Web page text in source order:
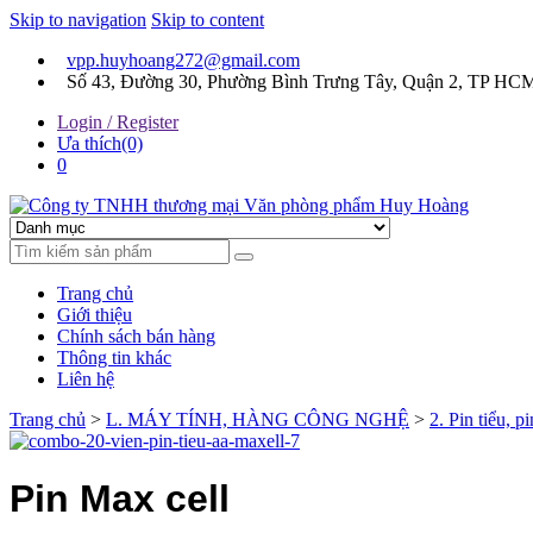
Skip to navigation Skip to content
vpp.huyhoang272@gmail.com
Số 43, Đường 30, Phường Bình Trưng Tây, Quận 2, TP
Login / Register
Ưa thích(0)
0
Công ty TNHH thương mại
Chúng tôi luôn mang đến sự hài lòng cho khách hàng
Trang chủ
Giới thiệu
Chính sách bán hàng
Thông tin khác
Liên hệ
Trang chủ > L. MÁY TÍNH, HÀNG CÔNG NGHỆ > 2. Pin tiểu,
Pin Max cell